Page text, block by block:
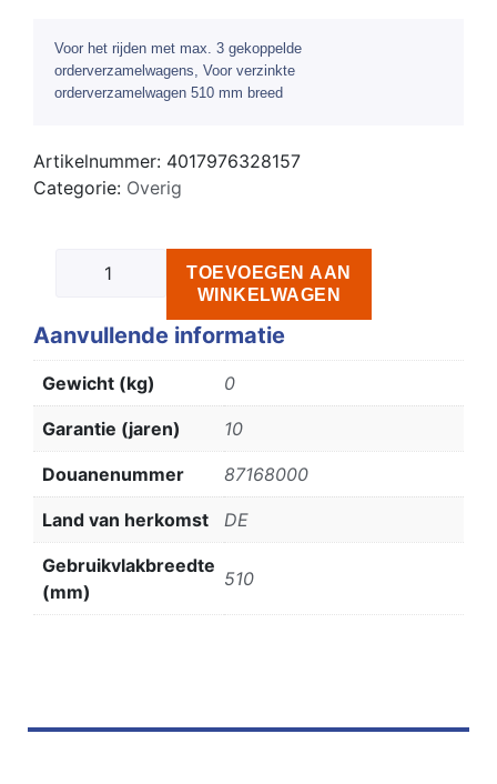
Voor het rijden met max. 3 gekoppelde
orderverzamelwagens, Voor verzinkte
orderverzamelwagen 510 mm breed
Artikelnummer: 4017976328157
Categorie: Overig
TOEVOEGEN AAN
WINKELWAGEN
Aanvullende informatie
Gewicht (kg) 0
Garantie (jaren) 10
Douanenummer 87168000
Land van herkomst DE
Gebruikvlakbreedte
(mm)
510